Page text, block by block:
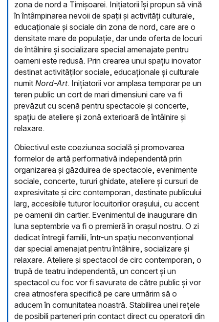
zona de nord a Timișoarei. Inițiatorii își propun să vină
în întâmpinarea nevoii de spații și activități culturale,
educaționale și sociale din zona de nord, care are o
densitate mare de populație, dar unde oferta de locuri
de întâlnire și socializare special amenajate pentru
oameni este redusă. Prin crearea unui spațiu inovator
destinat activităților sociale, educaționale și culturale
numit Nord-Art. Inițiatorii vor amplasa temporar pe un
teren public un cort de mari dimensiuni care va fi
prevăzut cu scenă pentru spectacole și concerte,
spațiu de ateliere și zonă exterioară de întâlnire și
relaxare.
Obiectivul este coeziunea socială și promovarea
formelor de artă performativă independentă prin
organizarea și găzduirea de spectacole, evenimente
sociale, concerte, tururi ghidate, ateliere și cursuri de
expresivitate și circ contemporan, destinate publicului
larg, accesibile tuturor locuitorilor orașului, cu accent
pe oamenii din cartier. Evenimentul de inaugurare din
luna septembrie va fi o premieră în orașul nostru. O zi
dedicat întregii familii, într-un spațiu neconvențional
dar special amenajat pentru întâlnire, socializare și
relaxare. Ateliere și spectacol de circ contemporan, o
trupă de teatru independentă, un concert și un
spectacol cu foc vor fi savurate de către public și vor
crea atmosfera specifică pe care urmărim să o
aducem în comunitatea noastră. Stabilirea unei rețele
de posibili parteneri prin contact direct cu operatorii din